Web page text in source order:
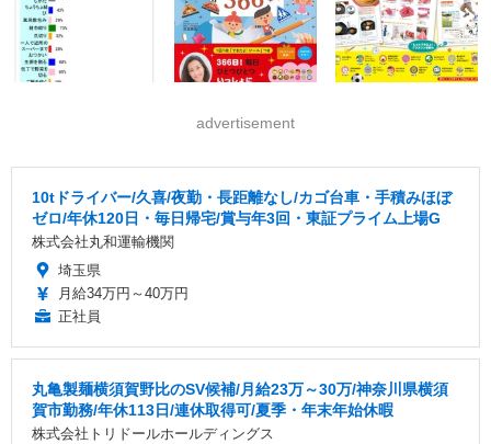
advertisement
10tドライバー/久喜/夜勤・長距離なし/カゴ台車・手積みほぼ
ゼロ/年休120日・毎日帰宅/賞与年3回・東証プライム上場G
株式会社丸和運輸機関
埼玉県
月給34万円～40万円
正社員
丸亀製麺横須賀野比のSV候補/月給23万～30万/神奈川県横須
賀市勤務/年休113日/連休取得可/夏季・年末年始休暇
株式会社トリドールホールディングス